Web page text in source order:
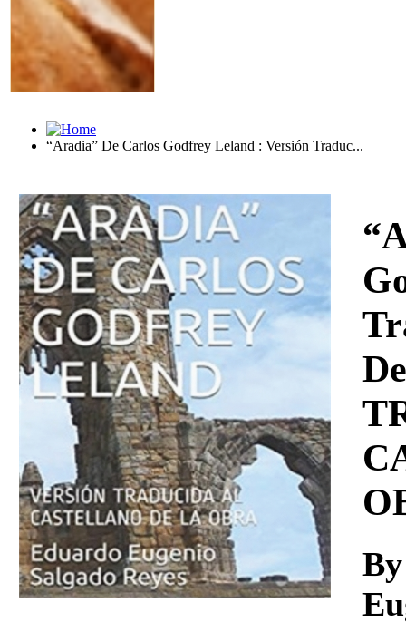
“Aradia” De Carlos Godfrey Leland : Versión Traduc...
Download